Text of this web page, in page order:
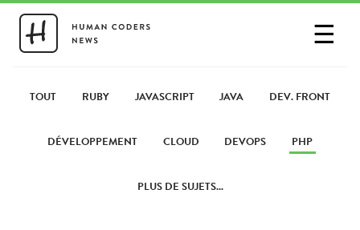
☰
PARTAGER UN LIEN
TOUT RUBY JAVASCRIPT JAVA DEV. FRONT
DÉVELOPPEMENT CLOUD DEVOPS PHP
PLUS DE SUJETS...